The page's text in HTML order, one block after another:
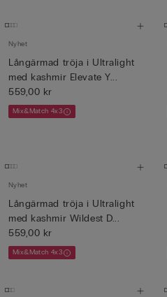
Nyhet
Långärmad tröja i Ultralight
med kashmir Elevate Y...
559,00 kr
Mix&Match 4x3
Nyhet
Långärmad tröja i Ultralight
med kashmir Wildest D...
559,00 kr
Mix&Match 4x3